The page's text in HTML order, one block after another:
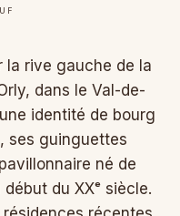
la rive gauche de la
dans le Val-de-
identité de bourg
ses guinguettes
né de
du XXᵉ siècle.